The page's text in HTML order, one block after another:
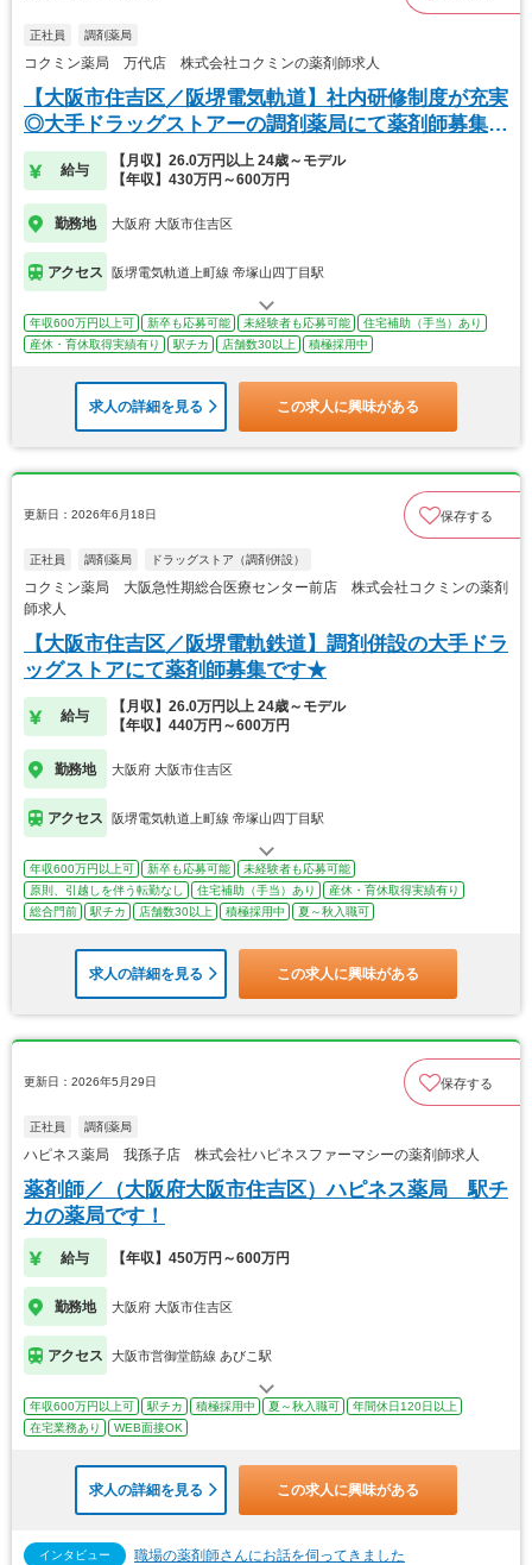
正社員 調剤薬局
コクミン薬局 万代店 株式会社コクミンの薬剤師求人
【大阪市住吉区／阪堺電気軌道】社内研修制度が充実
◎大手ドラッグストアーの調剤薬局にて薬剤師募集で
す★
給与
【月収】26.0万円以上 24歳～モデル
【年収】430万円～600万円
勤務地 大阪府 大阪市住吉区
アクセス 阪堺電気軌道上町線 帝塚山四丁目駅
年収600万円以上可 新卒も応募可能 未経験者も応募可能
住宅補助（手当）あり
産休・育休取得実績有り
駅チカ 店舗数30以上 積極採用中
求人の詳細を見る この求人に興味がある
更新日：2026年6月18日 保存する
正社員 調剤薬局 ドラッグストア（調剤併設）
コクミン薬局 大阪急性期総合医療センター前店 株式会社コクミンの薬剤
師求人
【大阪市住吉区／阪堺電軌鉄道】調剤併設の大手ドラ
ッグストアにて薬剤師募集です★
給与
【月収】26.0万円以上 24歳～モデル
【年収】440万円～600万円
勤務地 大阪府 大阪市住吉区
アクセス 阪堺電気軌道上町線 帝塚山四丁目駅
年収600万円以上可 新卒も応募可能
未経験者も応募可能
原則、引越しを伴う転勤なし
住宅補助（手当）あり
産休・育休取得実績有り
総合門前
駅チカ 店舗数30以上 積極採用中 夏～秋入職可
求人の詳細を見る この求人に興味がある
更新日：2026年5月29日 保存する
正社員 調剤薬局
ハピネス薬局 我孫子店 株式会社ハピネスファーマシーの薬剤師求人
薬剤師／（大阪府大阪市住吉区）ハピネス薬局 駅チ
カの薬局です！
給与 【年収】450万円～600万円
勤務地 大阪府 大阪市住吉区
アクセス 大阪市営御堂筋線 あびこ駅
年収600万円以上可 駅チカ 積極採用中 夏～秋入職可
年間休日120日以上
在宅業務あり
WEB面接OK
求人の詳細を見る この求人に興味がある
インタビュー 職場の薬剤師さんにお話を伺ってきました